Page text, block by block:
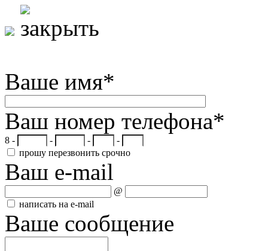
Ваше имя*
Ваш номер телефона*
8 - - -
-
прошу перезвонить срочно
Ваш e-mail
@
написать на e-mail
Ваше сообщение